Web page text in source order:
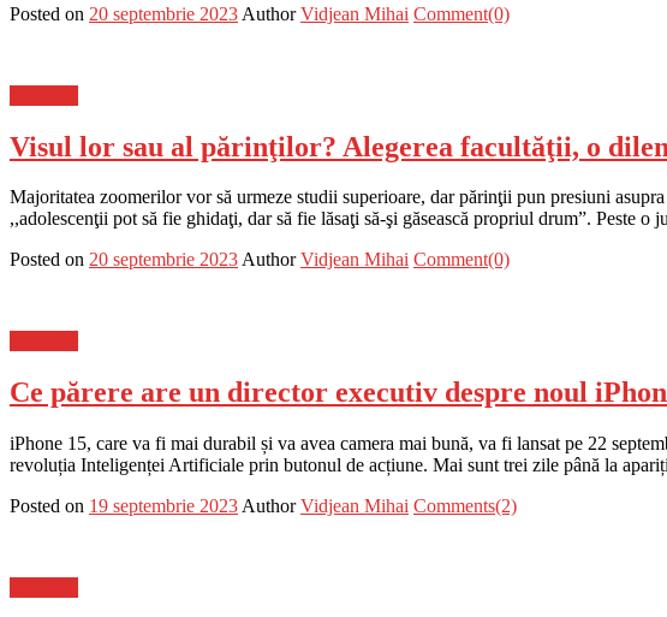
Posted on 20 septembrie 2023 Author Vidjean Mihai Comment(0)
Visul lor sau al părinţilor? Alegerea facultăţii, o
Majoritatea zoomerilor vor să urmeze studii superioare, dar părinţii pun presiuni
,,adolescenţii pot să fie ghidaţi, dar să fie lăsaţi să-şi găsească propriul drum”. Peste
Posted on 20 septembrie 2023Author Vidjean Mihai Comment(0)
Ce părere are un director executiv despre noul
iPhone 15, care va fi mai durabil și va avea camera mai bună, va fi lansat pe 22
revoluția Inteligenței Artificiale prin butonul de acțiune. Mai sunt trei zile până la
Posted on 19 septembrie 2023 Author Vidjean Mihai Comments(2)